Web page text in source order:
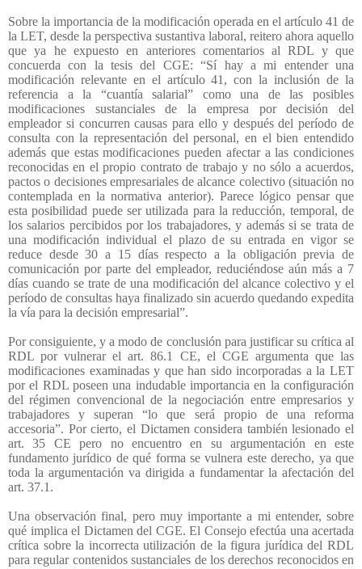
Sobre la importancia de la modificación operada en el artículo 41 de
la LET, desde la perspectiva sustantiva laboral, reitero ahora aquello
que ya he expuesto en anteriores comentarios al RDL y que
concuerda con la tesis del CGE: “Sí hay a mi entender una
modificación relevante en el artículo 41, con la inclusión de la
referencia a la “cuantía salarial” como una de las posibles
modificaciones sustanciales de la empresa por decisión del
empleador si concurren causas para ello y después del período de
consulta con la representación del personal, en el bien entendido
además que estas modificaciones pueden afectar a las condiciones
reconocidas en el propio contrato de trabajo y no sólo a acuerdos,
pactos o decisiones empresariales de alcance colectivo (situación no
contemplada en la normativa anterior). Parece lógico pensar que
esta posibilidad puede ser utilizada para la reducción, temporal, de
los salarios percibidos por los trabajadores, y además si se trata de
una modificación individual el plazo de su entrada en vigor se
reduce desde 30 a 15 días respecto a la obligación previa de
comunicación por parte del empleador, reduciéndose aún más a 7
días cuando se trate de una modificación del alcance colectivo y el
período de consultas haya finalizado sin acuerdo quedando expedita
la vía para la decisión empresarial”.
Por consiguiente, y a modo de conclusión para justificar su crítica al
RDL por vulnerar el art. 86.1 CE, el CGE argumenta que las
modificaciones examinadas y que han sido incorporadas a la LET
por el RDL poseen una indudable importancia en la configuración
del régimen convencional de la negociación entre empresarios y
trabajadores y superan “lo que será propio de una reforma
accesoria”. Por cierto, el Dictamen considera también lesionado el
art. 35 CE pero no encuentro en su argumentación en este
fundamento jurídico de qué forma se vulnera este derecho, ya que
toda la argumentación va dirigida a fundamentar la afectación del
art. 37.1.
Una observación final, pero muy importante a mi entender, sobre
qué implica el Dictamen del CGE. El Consejo efectúa una acertada
crítica sobre la incorrecta utilización de la figura jurídica del RDL
para regular contenidos sustanciales de los derechos reconocidos en